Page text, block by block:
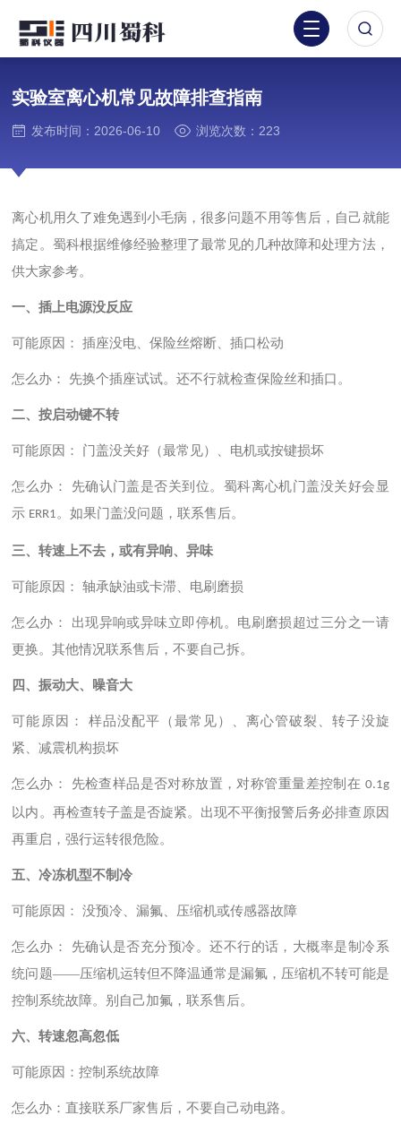
实验室离心机常见故障排查指南
发布时间：2026-06-10 浏览次数：223
离心机用久了难免遇到小毛病，很多问题不用等售后，自己就能
搞定。蜀科根据维修经验整理了最常见的几种故障和处理方法，
供大家参考。
一、插上电源没反应
可能原因： 插座没电、保险丝熔断、插口松动
怎么办： 先换个插座试试。还不行就检查保险丝和插口。
二、按启动键不转
可能原因： 门盖没关好（最常见）、电机或按键损坏
怎么办：
先确认门盖是否关到位。蜀科离心机门盖没关好会显
示 ERR1 。如果门盖没问题，联系售后。
三、转速上不去，或有异响、异味
可能原因： 轴承缺油或卡滞、电刷磨损
怎么办：
出现异响或异味立即停机。电刷磨损超过三分之一请
更换。其他情况联系售后，不要自己拆。
四、振动大、噪音大
可能原因：
样品没配平（最常见）、离心管破裂、转子没旋
紧、减震机构损坏
怎么办： 先检查样品是否对称放置，对称管重量差控制在 0.1g
以内。再检查转子盖是否旋紧。出现不平衡报警后务必排查原因
再重启，强行运转很危险。
五、冷冻机型不制冷
可能原因： 没预冷、漏氟、压缩机或传感器故障
怎么办：
先确认是否充分预冷。还不行的话，大概率是制冷系
统问题——压缩机运转但不降温通常是漏氟，压缩机不转可能是
控制系统故障。别自己加氟，联系售后。
六、转速忽高忽低
可能原因：控制系统故障
怎么办：直接联系厂家售后，不要自己动电路。